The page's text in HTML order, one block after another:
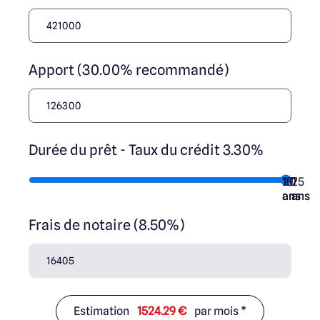
Apport (30.00% recommandé)
Durée du prêt - Taux du crédit 3.30%
7
ans
10
ans
15
ans
20
ans
25
ans
Frais de notaire (8.50%)
Estimation 1524.29 € par mois *